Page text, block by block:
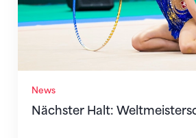
News
Nächster Halt: